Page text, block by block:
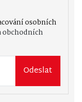
osobních
obchodních
Odeslat